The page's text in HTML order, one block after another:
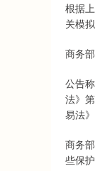
根据
关模
商务
公告
法》
易法
商务
些保